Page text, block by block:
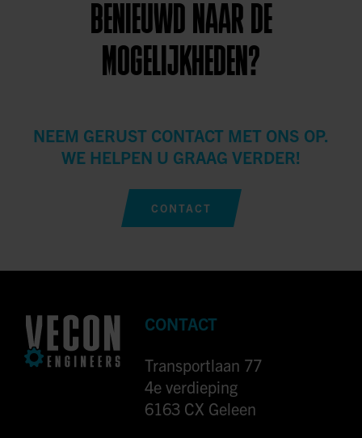
BENIEUWD NAAR DE
MOGELIJKHEDEN?
NEEM GERUST CONTACT MET ONS OP.
WE HELPEN U GRAAG VERDER!
CONTACT
CONTACT
Transportlaan 77
4e verdieping
6163 CX Geleen